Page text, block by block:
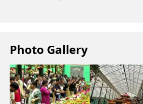
Photo Gallery